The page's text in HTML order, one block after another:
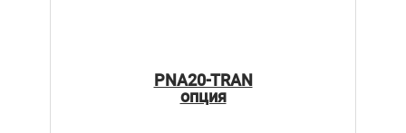
PNA20-TRAN
опция